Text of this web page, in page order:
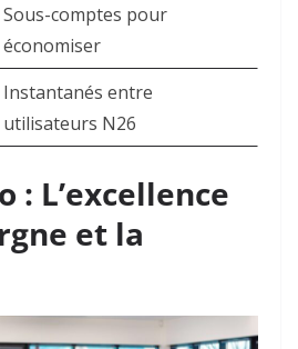
Sous-comptes pour
économiser
Instantanés entre
utilisateurs N26
: L’excellence
et la